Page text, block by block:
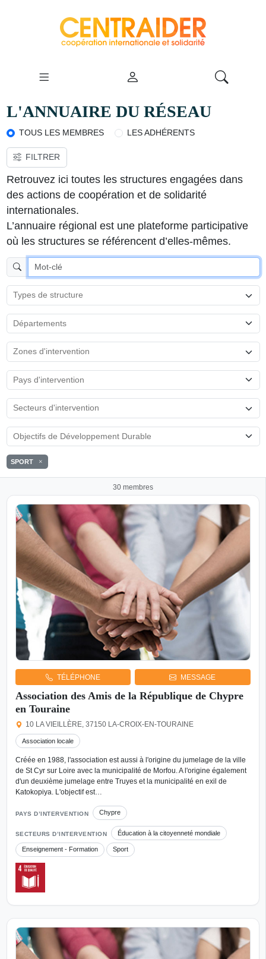
L'ANNUAIRE DU RÉSEAU
TOUS LES MEMBRES LES ADHÉRENTS
FILTRER
Retrouvez ici toutes les structures engagées dans
des actions de coopération et de solidarité
internationales.
L’annuaire régional est une plateforme participative
où les structures se référencent d’elles-mêmes.
SPORT
30 membres
TÉLÉPHONE MESSAGE
Association des Amis de la République de Chypre
en Touraine
10 LA VIEILLÈRE, 37150 LA-CROIX-EN-TOURAINE
Association locale
Créée en 1988, l'association est aussi à l'origine du jumelage de la ville
de St Cyr sur Loire avec la municipalité de Morfou. A l'origine également
d'un deuxième jumelage entre Truyes et la municipalité en exil de
Katokopiya. L'objectif est…
PAYS D’INTERVENTION Chypre
SECTEURS D’INTERVENTION Éducation à la citoyenneté mondiale
Enseignement - Formation Sport